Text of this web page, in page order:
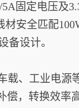
固定电压及
安全匹配
备设计。
载、工业电源
，转换效率高